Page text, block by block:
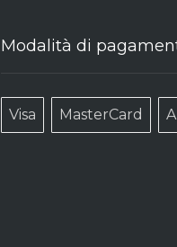
Modalità di
Visa MasterCard